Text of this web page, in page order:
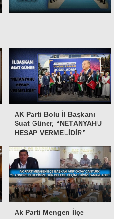
AK Parti Bolu İl Başkanı
Suat Güner, “NETANYAHU
HESAP VERMELİDİR”
Ak Parti Mengen İlçe